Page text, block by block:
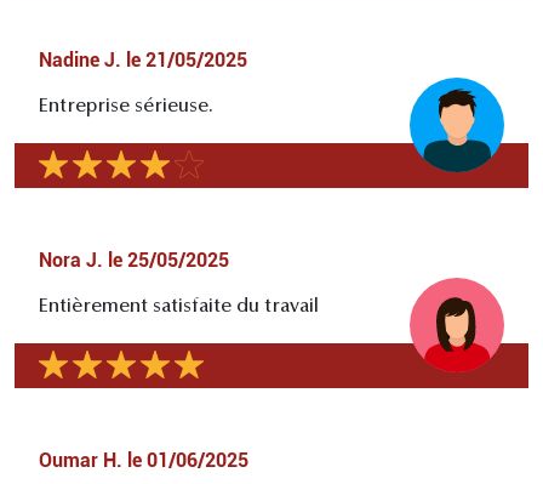
Nadine J. le 21/05/2025
Entreprise sérieuse.
Nora J. le 25/05/2025
Entièrement satisfaite du travail
Oumar H. le 01/06/2025